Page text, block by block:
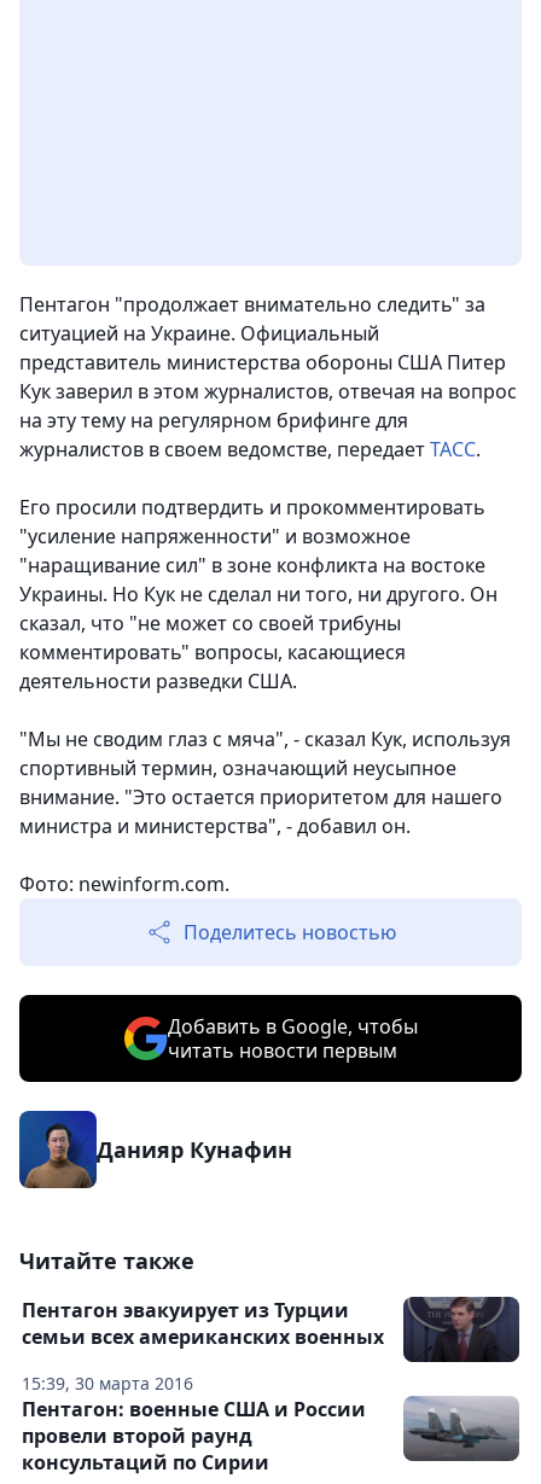
Пентагон "продолжает внимательно следить" за
ситуацией на Украине. Официальный
представитель министерства обороны США Питер
Кук заверил в этом журналистов, отвечая на вопрос
на эту тему на регулярном брифинге для
журналистов в своем ведомстве, передаетТАСС.
Его просили подтвердить и прокомментировать
"усиление напряженности" и возможное
"наращивание сил" в зоне конфликта на востоке
Украины. Но Кук не сделал ни того, ни другого. Он
сказал, что "не может со своей трибуны
комментировать" вопросы, касающиеся
деятельности разведки США.
"Мы не сводим глаз с мяча", - сказал Кук, используя
спортивный термин, означающий неусыпное
внимание. "Это остается приоритетом для нашего
министра и министерства", - добавил он.
Фото: newinform.com.
Поделитесь новостью
Добавить в Google, чтобы
читать новости первым
Данияр Кунафин
Читайте также
15:39, 30 марта 2016
Пентагон эвакуирует из Турции
семьи всех американских военных
Пентагон: военные США и России
провели второй раунд
консультаций по Сирии